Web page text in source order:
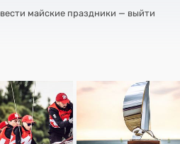
майские праздники — выйти